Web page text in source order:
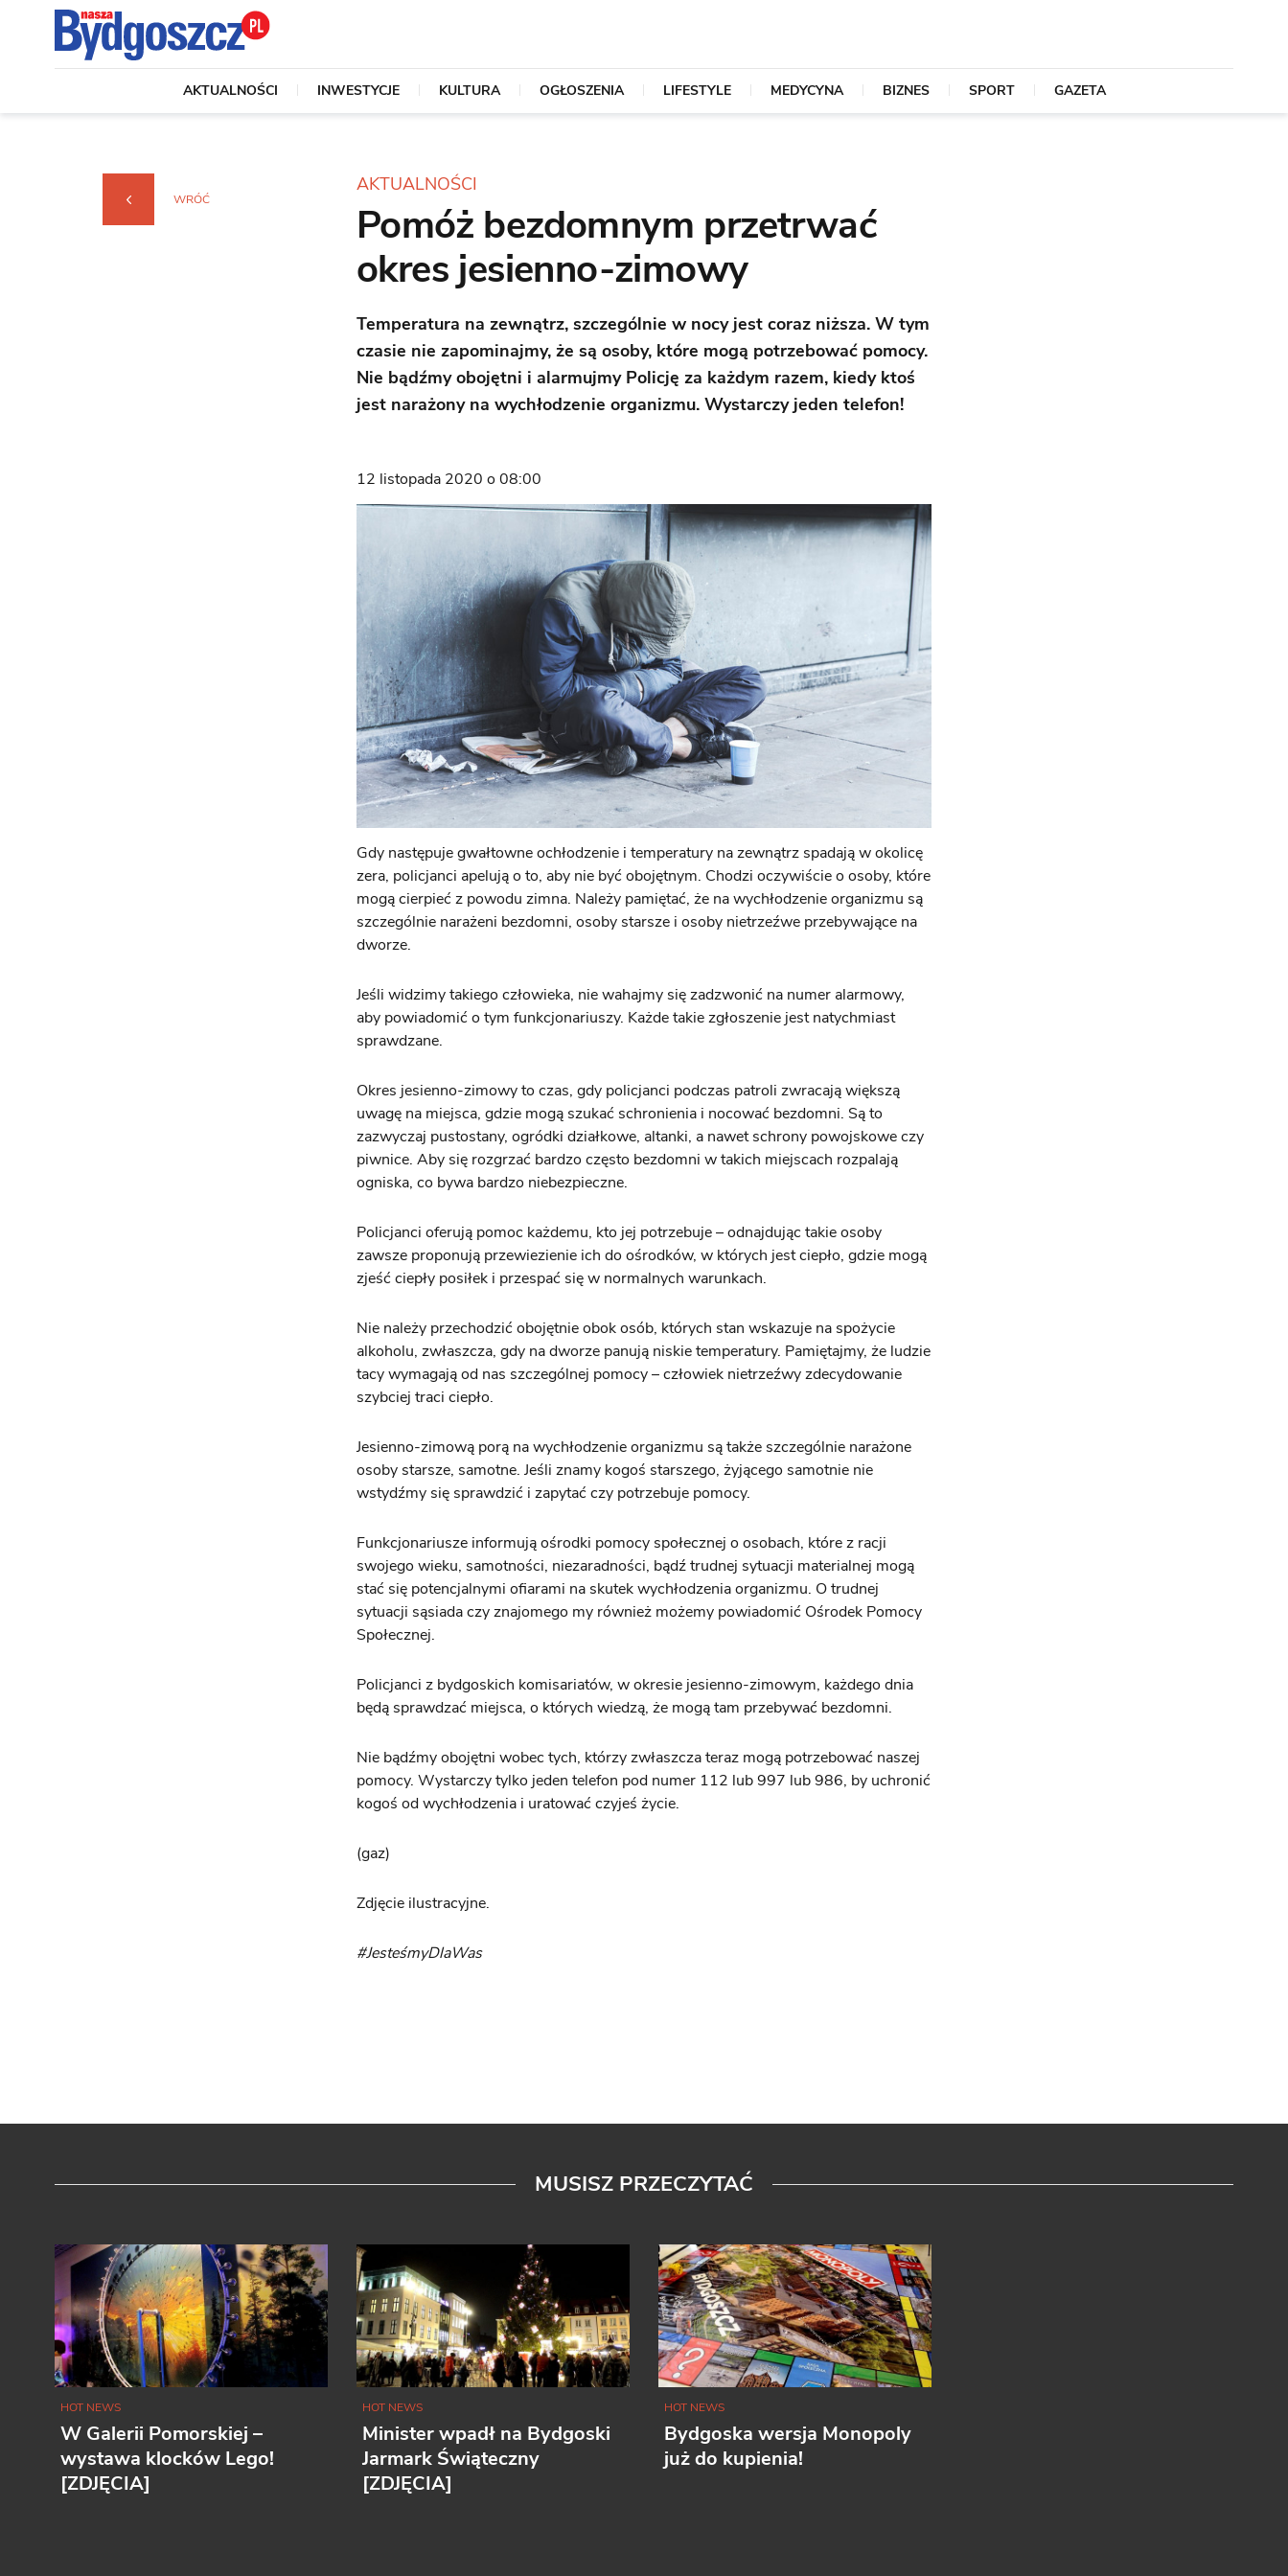
AKTUALNOŚCI INWESTYCJE KULTURA OGŁOSZENIA LIFESTYLE MEDYCYNA BIZNES SPORT GAZETA
WRÓĆ
AKTUALNOŚCI
Pomóż bezdomnym przetrwać
okres jesienno-zimowy
Temperatura na zewnątrz, szczególnie w nocy jest coraz niższa. W tym
czasie nie zapominajmy, że są osoby, które mogą potrzebować pomocy.
Nie bądźmy obojętni i alarmujmy Policję za każdym razem, kiedy ktoś
jest narażony na wychłodzenie organizmu. Wystarczy jeden telefon!
12 listopada 2020 o 08:00
Gdy następuje gwałtowne ochłodzenie i temperatury na zewnątrz spadają w okolicę
zera, policjanci apelują o to, aby nie być obojętnym. Chodzi oczywiście o osoby, które
mogą cierpieć z powodu zimna. Należy pamiętać, że na wychłodzenie organizmu są
szczególnie narażeni bezdomni, osoby starsze i osoby nietrzeźwe przebywające na
dworze.
Jeśli widzimy takiego człowieka, nie wahajmy się zadzwonić na numer alarmowy,
aby powiadomić o tym funkcjonariuszy. Każde takie zgłoszenie jest natychmiast
sprawdzane.
Okres jesienno-zimowy to czas, gdy policjanci podczas patroli zwracają większą
uwagę na miejsca, gdzie mogą szukać schronienia i nocować bezdomni. Są to
zazwyczaj pustostany, ogródki działkowe, altanki, a nawet schrony powojskowe czy
piwnice. Aby się rozgrzać bardzo często bezdomni w takich miejscach rozpalają
ogniska, co bywa bardzo niebezpieczne.
Policjanci oferują pomoc każdemu, kto jej potrzebuje – odnajdując takie osoby
zawsze proponują przewiezienie ich do ośrodków, w których jest ciepło, gdzie mogą
zjeść ciepły posiłek i przespać się w normalnych warunkach.
Nie należy przechodzić obojętnie obok osób, których stan wskazuje na spożycie
alkoholu, zwłaszcza, gdy na dworze panują niskie temperatury. Pamiętajmy, że ludzie
tacy wymagają od nas szczególnej pomocy – człowiek nietrzeźwy zdecydowanie
szybciej traci ciepło.
Jesienno-zimową porą na wychłodzenie organizmu są także szczególnie narażone
osoby starsze, samotne. Jeśli znamy kogoś starszego, żyjącego samotnie nie
wstydźmy się sprawdzić i zapytać czy potrzebuje pomocy.
Funkcjonariusze informują ośrodki pomocy społecznej o osobach, które z racji
swojego wieku, samotności, niezaradności, bądź trudnej sytuacji materialnej mogą
stać się potencjalnymi ofiarami na skutek wychłodzenia organizmu. O trudnej
sytuacji sąsiada czy znajomego my również możemy powiadomić Ośrodek Pomocy
Społecznej.
Policjanci z bydgoskich komisariatów, w okresie jesienno-zimowym, każdego dnia
będą sprawdzać miejsca, o których wiedzą, że mogą tam przebywać bezdomni.
Nie bądźmy obojętni wobec tych, którzy zwłaszcza teraz mogą potrzebować naszej
pomocy. Wystarczy tylko jeden telefon pod numer 112 lub 997 lub 986, by uchronić
kogoś od wychłodzenia i uratować czyjeś życie.
(gaz)
Zdjęcie ilustracyjne.
#JesteśmyDlaWas
MUSISZ PRZECZYTAĆ
HOT NEWS
W Galerii Pomorskiej –
wystawa klocków Lego!
[ZDJĘCIA]
HOT NEWS
Minister wpadł na Bydgoski
Jarmark Świąteczny
[ZDJĘCIA]
HOT NEWS
Bydgoska wersja Monopoly
już do kupienia!